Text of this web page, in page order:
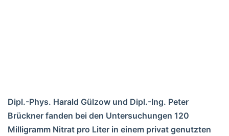
Dipl.-Phys. Harald Gülzow und Dipl.-Ing. Peter
Brückner fanden bei den Untersuchungen 120
Milligramm Nitrat pro Liter in einem privat genutzten